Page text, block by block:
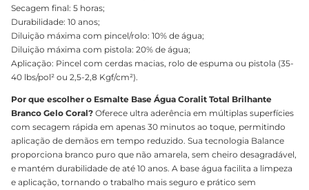
Secagem final: 5 horas;
Durabilidade: 10 anos;
Diluição máxima com pincel/rolo: 10% de água;
Diluição máxima com pistola: 20% de água;
Aplicação: Pincel com cerdas macias, rolo de espuma ou pistola (35-
40 lbs/pol² ou 2,5-2,8 Kgf/cm²).
Por que escolher o Esmalte Base Água Coralit Total Brilhante
Branco Gelo Coral? Oferece ultra aderência em múltiplas superfícies
com secagem rápida em apenas 30 minutos ao toque, permitindo
aplicação de demãos em tempo reduzido. Sua tecnologia Balance
proporciona branco puro que não amarela, sem cheiro desagradável,
e mantém durabilidade de até 10 anos. A base água facilita a limpeza
e aplicação, tornando o trabalho mais seguro e prático sem